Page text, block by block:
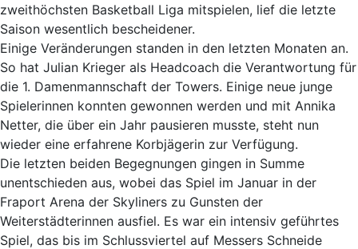
zweithöchsten Basketball Liga mitspielen, lief die letzte
Saison wesentlich bescheidener.
Einige Veränderungen standen in den letzten Monaten an.
So hat Julian Krieger als Headcoach die Verantwortung für
die 1. Damenmannschaft der Towers. Einige neue junge
Spielerinnen konnten gewonnen werden und mit Annika
Netter, die über ein Jahr pausieren musste, steht nun
wieder eine erfahrene Korbjägerin zur Verfügung.
Die letzten beiden Begegnungen gingen in Summe
unentschieden aus, wobei das Spiel im Januar in der
Fraport Arena der Skyliners zu Gunsten der
Weiterstädterinnen ausfiel. Es war ein intensiv geführtes
Spiel, das bis im Schlussviertel auf Messers Schneide